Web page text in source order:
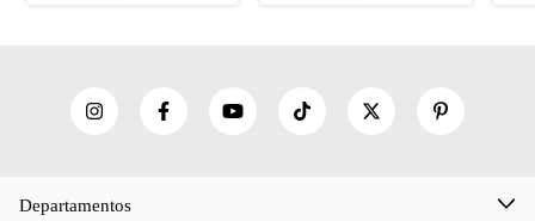
Departamentos